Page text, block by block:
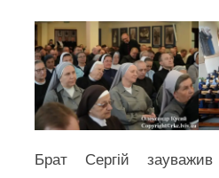
Брат Сергій